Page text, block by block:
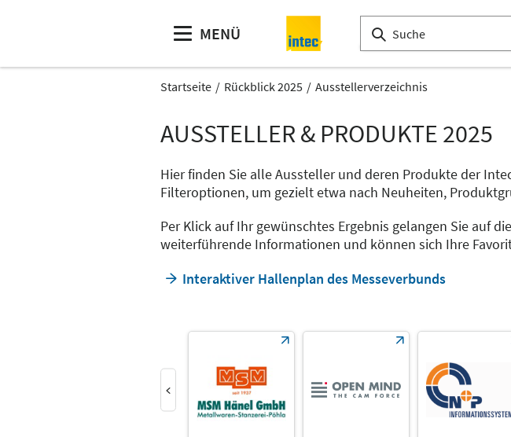
MENÜ
Startseite Rückblick 2025 Ausstellerverzeichnis
AUSSTELLER & PRODUKTE 2025
Hier finden Sie alle Aussteller und deren Produkte der
Filteroptionen, um gezielt etwa nach Neuheiten,
Per Klick auf Ihr gewünschtes Ergebnis gelangen Sie auf
weiterführende Informationen und können sich Ihre
Interaktiver Hallenplan des Messeverbunds